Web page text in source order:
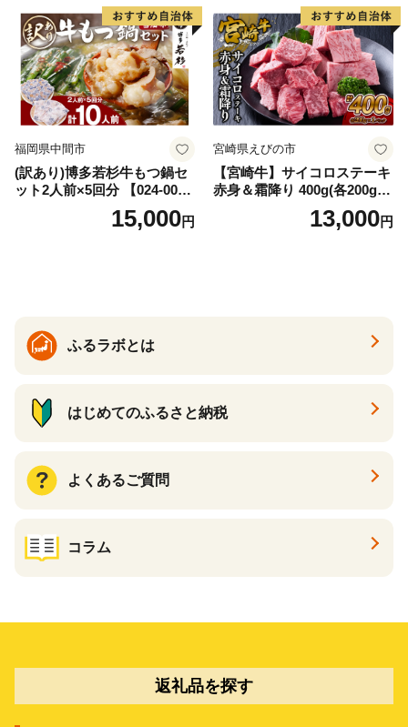
福岡県中間市
(訳あり)博多若杉牛もつ鍋セ
ット2人前×5回分 【024-002
15,000円
宮崎県えびの市
【宮崎牛】サイコロステーキ
赤身＆霜降り 400g(各200g×
１P 計2P) 真空パック 冷凍
13,000円
ふるラボとは
はじめてのふるさと納税
よくあるご質問
コラム
返礼品を探す